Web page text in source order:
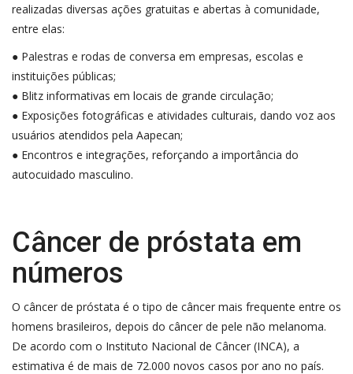
realizadas diversas ações gratuitas e abertas à comunidade,
entre elas:
● Palestras e rodas de conversa em empresas, escolas e
instituições públicas;
● Blitz informativas em locais de grande circulação;
● Exposições fotográficas e atividades culturais, dando voz aos
usuários atendidos pela Aapecan;
● Encontros e integrações, reforçando a importância do
autocuidado masculino.
Câncer de próstata em
números
O câncer de próstata é o tipo de câncer mais frequente entre os
homens brasileiros, depois do câncer de pele não melanoma.
De acordo com o Instituto Nacional de Câncer (INCA), a
estimativa é de mais de 72.000 novos casos por ano no país.